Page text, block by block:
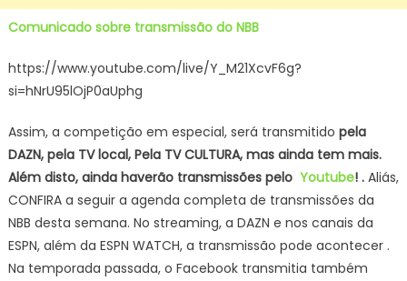
Comunicado sobre transmissão do NBB
https://www.youtube.com/live/Y_M21XcvF6g?
si=hNrU95lOjP0aUphg
Assim, a competição em especial, será transmitido pela
DAZN, pela TV local, Pela TV CULTURA, mas ainda tem mais.
Além disto, ainda haverão transmissões pelo Youtube! . Aliás,
CONFIRA a seguir a agenda completa de transmissões da
NBB desta semana. No streaming, a DAZN e nos canais da
ESPN, além da ESPN WATCH, a transmissão pode acontecer .
Na temporada passada, o Facebook transmitia também